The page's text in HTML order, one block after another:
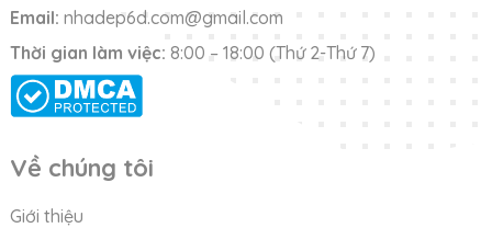
Email: nhadep6d.com@gmail.com
Thời gian làm việc: 8:00 – 18:00 (Thứ 2-Thứ 7)
Về chúng tôi
Giới thiệu